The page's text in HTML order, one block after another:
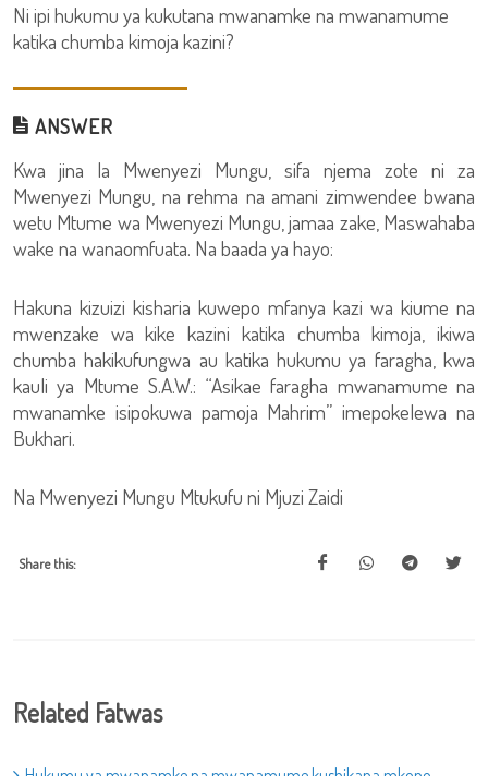
Ni ipi hukumu ya kukutana mwanamke na mwanamume
katika chumba kimoja kazini?
ANSWER
Kwa jina la Mwenyezi Mungu, sifa njema zote ni za
Mwenyezi Mungu, na rehma na amani zimwendee bwana
wetu Mtume wa Mwenyezi Mungu, jamaa zake, Maswahaba
wake na wanaomfuata. Na baada ya hayo:
Hakuna kizuizi kisharia kuwepo mfanya kazi wa kiume na
mwenzake wa kike kazini katika chumba kimoja, ikiwa
chumba hakikufungwa au katika hukumu ya faragha, kwa
kauli ya Mtume S.A.W.: “Asikae faragha mwanamume na
mwanamke isipokuwa pamoja Mahrim” imepokelewa na
Bukhari.
Na Mwenyezi Mungu Mtukufu ni Mjuzi Zaidi
Share this:
Related Fatwas